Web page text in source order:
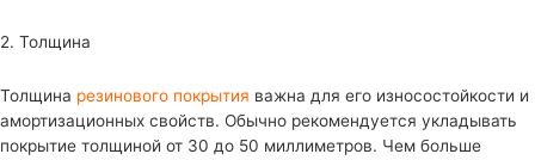
2. Толщина
Толщина резинового покрытия важна для его износостойкости и
амортизационных свойств. Обычно рекомендуется укладывать
покрытие толщиной от 30 до 50 миллиметров. Чем больше